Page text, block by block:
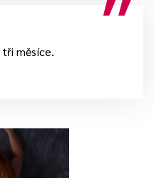
měsíce.